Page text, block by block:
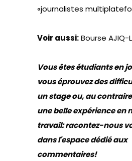
«journalistes
Voir aussi:Bourse AJIQ-
Vous êtes étudiants en
vous éprouvez des
un stage ou, au
une belle expérience en
travail: racontez-nous
dans l'espace dédié aux
commentaires!